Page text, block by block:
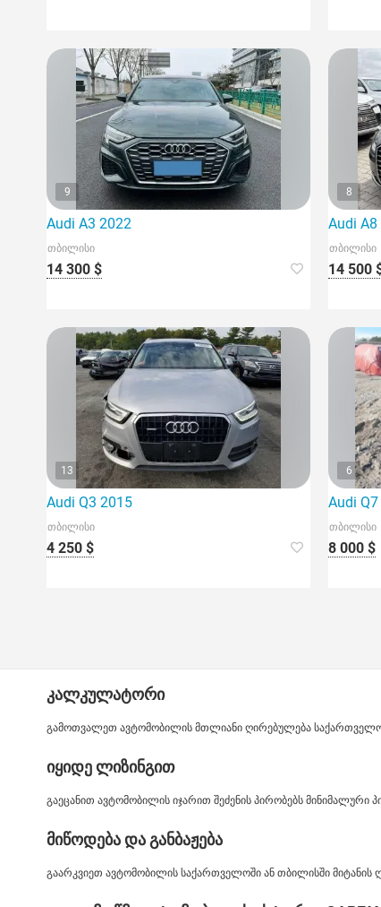
9
Audi A3 2022
თბილისი
14 300 $
8
Audi
თბილისი
14 500
13
Audi Q3 2015
თბილისი
4 250 $
6
Audi
თბილისი
8 000 $
კალკულატორი
გამოთვალეთ ავტომობილის მთლიანი ღირებულება
იყიდე ლიზინგით
გაეცანით ავტომობილის იჯარით შეძენის პირობებს
მიწოდება და განბაჟება
გაარკვიეთ ავტომობილის საქართველოში ან თბილისში